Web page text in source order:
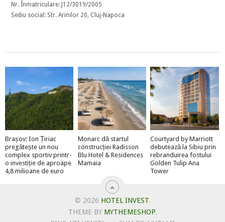
Nr. Înmatriculare: J12/3019/2005
Sediu social: Str. Arinilor 20, Cluj-Napoca
Brașov: Ion Țiriac
pregătește un nou
complex sportiv printr-
o investiție de aproape
4,8 milioane de euro
Monarc dă startul
construcției Radisson
Blu Hotel & Residences
Mamaia
Courtyard by Marriott
debutează la Sibiu prin
rebranduirea fostului
Golden Tulip Ana
Tower
© 2026 HOTEL INVEST.
THEME BY MYTHEMESHOP.